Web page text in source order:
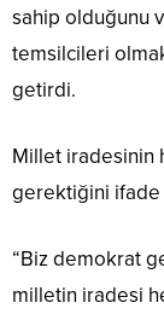
sahip olduğunu
temsilcileri
getirdi.
Millet iradesinin
gerektiğini ifade
“Biz demokrat
milletin iradesi